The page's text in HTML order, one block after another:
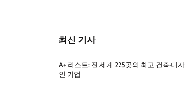
최신 기사
A+ 리스트: 전 세계 225곳의 최고 건축·디자
인 기업